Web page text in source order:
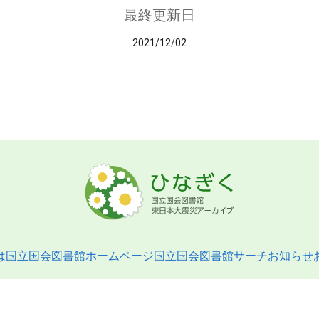
最終更新日
2021/12/02
国立国会図書館ホームページ国立国会図書館サーチお知らせ